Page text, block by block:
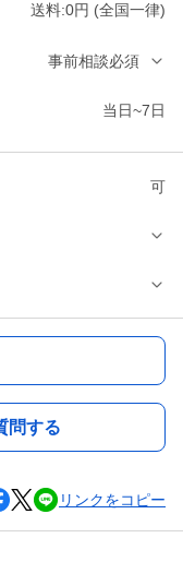
送料:0円 (全国一律)
事前相談必須
当日~7日
可
問する
リンクをコピー